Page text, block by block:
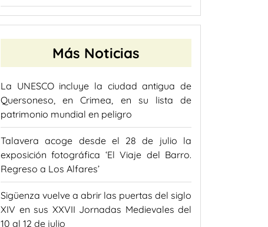
Más Noticias
La UNESCO incluye la ciudad antigua de
Quersoneso, en Crimea, en su lista de
patrimonio mundial en peligro
Talavera acoge desde el 28 de julio la
exposición fotográfica ‘El Viaje del Barro.
Regreso a Los Alfares’
Sigüenza vuelve a abrir las puertas del siglo
XIV en sus XXVII Jornadas Medievales del
10 al 12 de julio